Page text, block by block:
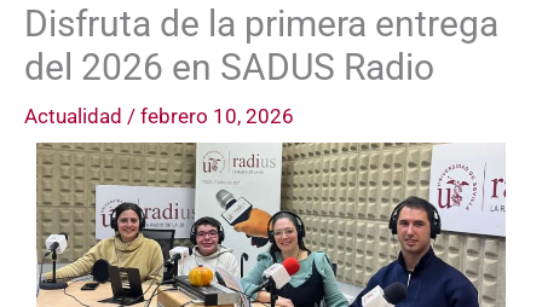
Disfruta de la primera entrega
del 2026 en SADUS Radio
Actualidad / febrero 10, 2026